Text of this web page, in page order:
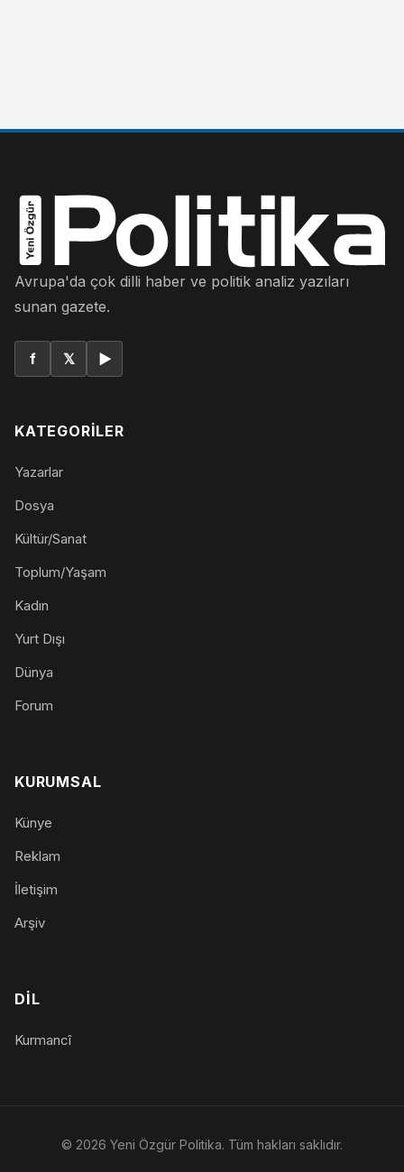
Avrupa'da çok dilli haber ve politik analiz yazıları
sunan gazete.
f 𝕏 ▶
KATEGORILER
Yazarlar
Dosya
Kültür/Sanat
Toplum/Yaşam
Kadın
Yurt Dışı
Dünya
Forum
KURUMSAL
Künye
Reklam
İletişim
Arşiv
DIL
Kurmancî
© 2026 Yeni Özgür Politika. Tüm hakları saklıdır.